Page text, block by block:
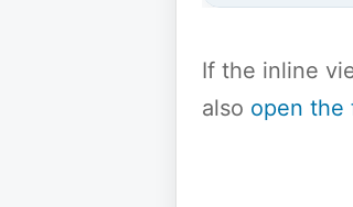
If the inline
also open the